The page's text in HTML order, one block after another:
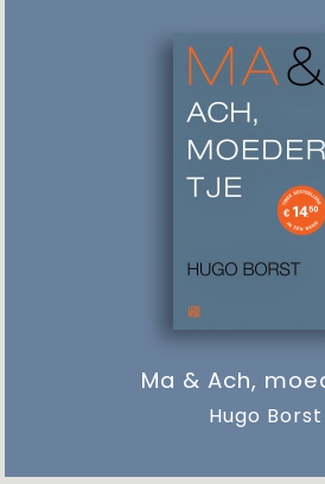
Ma & Ach,
Hugo Borst